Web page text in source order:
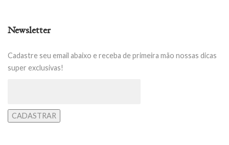
Newsletter
Cadastre seu email abaixo e receba de primeira mão nossas dicas
super exclusivas!